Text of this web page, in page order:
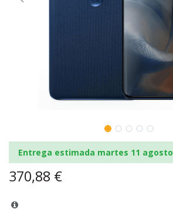
Entrega estimada martes 11 agosto
370,88 €